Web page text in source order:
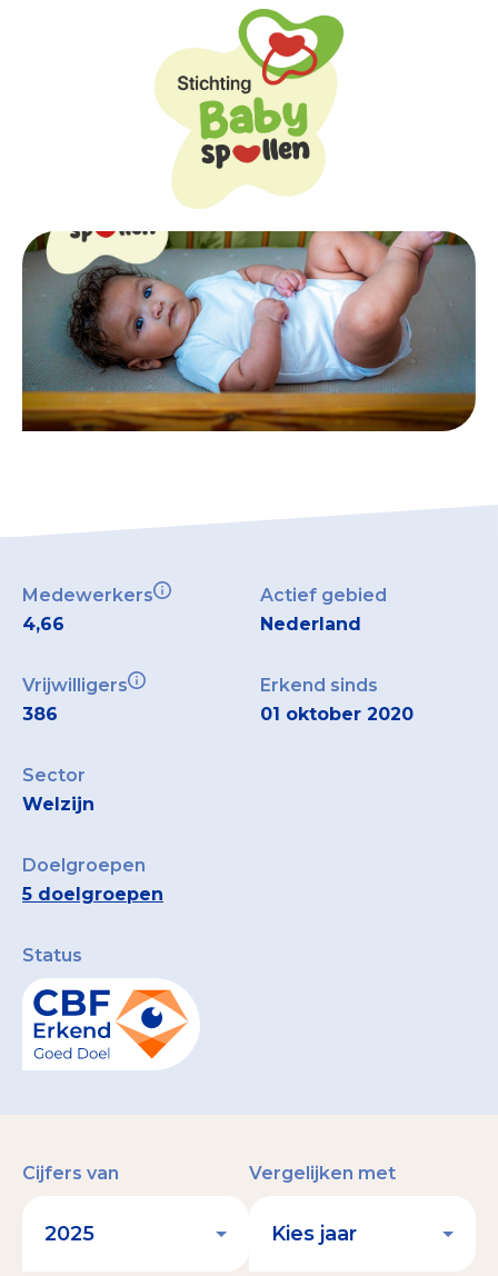
Over het CBF
Veelgestelde vragen
Register Erkende Donatieplatformen
Medewerkers
4,66
Actief gebied
Nederland
Vrijwilligers
386
Erkend sinds
01 oktober 2020
Sector
Welzijn
Doelgroepen
5 doelgroepen
Status
Cijfers van Vergelijken met